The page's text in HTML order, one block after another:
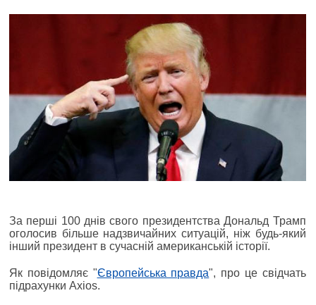
За перші 100 днів свого президентства Дональд Трамп
оголосив більше надзвичайних ситуацій, ніж будь-який
інший президент в сучасній американській історії.
Як повідомляє "Європейська правда", про це свідчать
підрахунки Axios.